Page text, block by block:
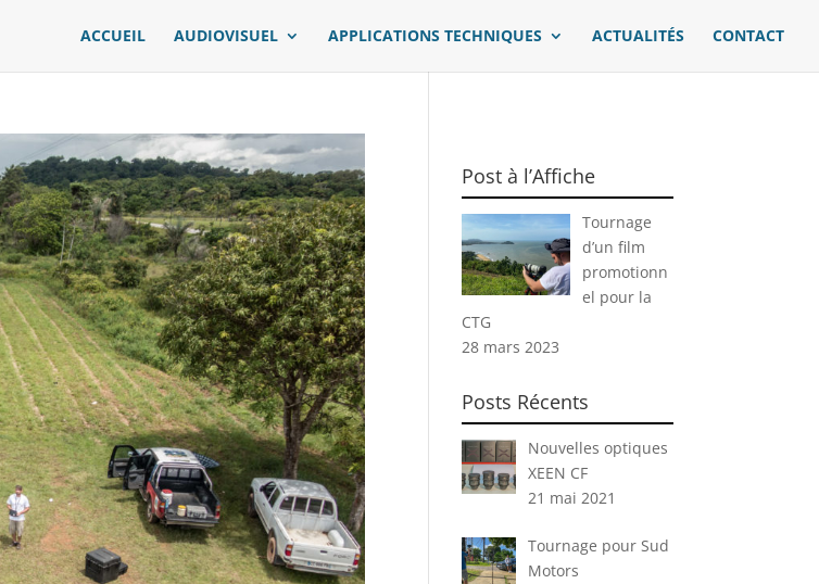
ACCUEIL AUDIOVISUEL APPLICATIONS TECHNIQUES ACTUALITÉS CONTACT
Post à l’Affiche
Tournage
d’un film
promotionn
el pour la
CTG
28 mars 2023
Posts Récents
Nouvelles optiques
XEEN CF
21 mai 2021
Tournage pour Sud
Motors